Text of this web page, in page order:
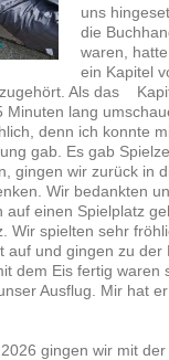
uns
die
waren,
ein Kapitel
Als das
Minuten lang
denn ich konnte
gab. Es gab
gingen wir zurück in
Wir bedankten
auf einen Spielplatz
Wir spielten sehr
auf und gingen zu
dem Eis fertig
Ausflug. Mir hat
gingen wir mit der